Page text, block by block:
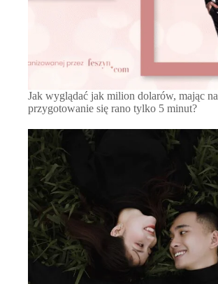
Jak wyglądać jak milion dolarów, mając na
przygotowanie się rano tylko 5 minut?